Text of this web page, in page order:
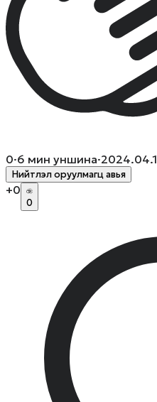
0·6 мин уншина·
Нийтлэл оруулмагц авья
+0
0